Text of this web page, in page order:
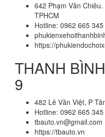
642 Phạm Văn
TPHCM
Hotline: 0962 665
https://
THANH
9
482 Lê Văn Việt, P
Hotline: 0962 665
tbauto.vn@gmail.com
https://tbauto.vn